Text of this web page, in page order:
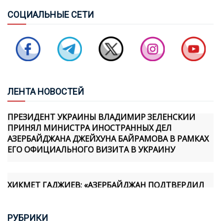
СОЦИАЛЬНЫЕ СЕТИ
ЛЕНТА НОВОСТЕЙ
СОВБЕЗ ТУРЦИИ: ЧЕРНОЕ И КАСПИЙСКОЕ МОРЯ НЕ
ДОЛЖНЫ ПРЕВРАЩАТЬСЯ В ЗОНЫ КОНФЛИКТА
БАЙРАМОВ И БУДАНОВ ОБСУДИЛИ ОТНОШЕНИЯ
ПРИНЯЛ МИНИСТРА ИНОСТРАННЫХ ДЕЛ
АЗЕРБАЙДЖАНА ДЖЕЙХУНА БАЙРАМОВА В РАМКАХ
ЕГО ОФИЦИАЛЬНОГО ВИЗИТА В УКРАИНУ
ХИКМЕТ ГАДЖИЕВ: «АЗЕРБАЙДЖАН ПОДТВЕРДИЛ
СВОЮ ПРИВЕРЖЕННОСТЬ МИРУ ПРАКТИЧЕСКИМИ
РУБРИКИ